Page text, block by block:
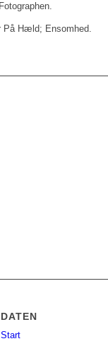
Hæld; Ensomhed.
DATEN
Start